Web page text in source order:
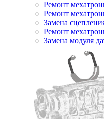
Ремонт
Ремонт
Замена
Ремонт
Замена модуля